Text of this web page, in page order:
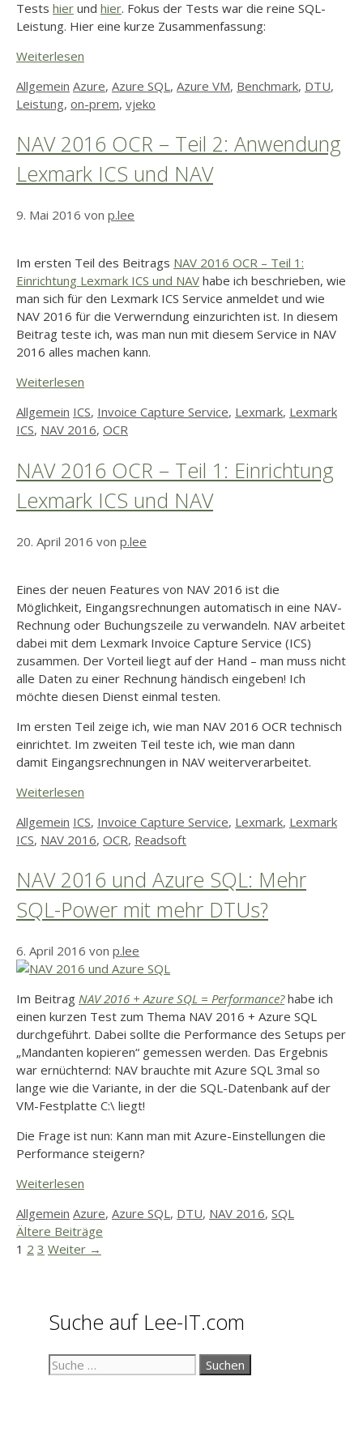
Tests hier und hier. Fokus der Tests war die reine SQL-
Leistung. Hier eine kurze Zusammenfassung:
Weiterlesen
Kategorien
Allgemein Schlagwörter
Azure, Azure SQL , Azure VM, Benchmark, DTU,
Leistung, on-prem, vjeko
NAV 2016 OCR – Teil 2: Anwendung
Lexmark ICS und NAV
9. Mai 2016 von p.lee
Im ersten Teil des Beitrags NAV 2016 OCR – Teil 1:
Einrichtung Lexmark ICS und NAV habe ich beschrieben, wie
man sich für den Lexmark ICS Service anmeldet und wie
NAV 2016 für die Verwerndung einzurichten ist. In diesem
Beitrag teste ich, was man nun mit diesem Service in NAV
2016 alles machen kann.
Weiterlesen
Kategorien
Allgemein Schlagwörter
ICS, Invoice Capture Service, Lexmark, Lexmark
ICS, NAV 2016, OCR
NAV 2016 OCR – Teil 1: Einrichtung
Lexmark ICS und NAV
20. April 2016 von p.lee
Eines der neuen Features von NAV 2016 ist die
Möglichkeit, Eingangsrechnungen automatisch in eine NAV-
Rechnung oder Buchungszeile zu verwandeln. NAV arbeitet
dabei mit dem Lexmark Invoice Capture Service (ICS)
zusammen. Der Vorteil liegt auf der Hand – man muss nicht
alle Daten zu einer Rechnung händisch eingeben! Ich
möchte diesen Dienst einmal testen.
Im ersten Teil zeige ich, wie man NAV 2016 OCR technisch
einrichtet. Im zweiten Teil teste ich, wie man dann
damit Eingangsrechnungen in NAV weiterverarbeitet.
Weiterlesen
Kategorien
Allgemein Schlagwörter
ICS, Invoice Capture Service, Lexmark, Lexmark
ICS, NAV 2016, OCR, Readsoft
NAV 2016 und Azure SQL: Mehr
SQL-Power mit mehr DTUs?
6. April 2016 von p.lee
Im Beitrag NAV 2016 + Azure SQL = Performance?habe ich
einen kurzen Test zum Thema NAV 2016 + Azure SQL
durchgeführt. Dabei sollte die Performance des Setups per
„Mandanten kopieren“ gemessen werden. Das Ergebnis
war ernüchternd: NAV brauchte mit Azure SQL 3mal so
lange wie die Variante, in der die SQL-Datenbank auf der
VM-Festplatte C:\ liegt!
Die Frage ist nun: Kann man mit Azure-Einstellungen die
Performance steigern?
Weiterlesen
Kategorien
Allgemein Schlagwörter
Azure, Azure SQL, DTU, NAV 2016, SQL
Ältere Beiträge
Seite
1 Seite
2 Seite
3 Weiter →
Suche auf Lee-IT.com
Suche